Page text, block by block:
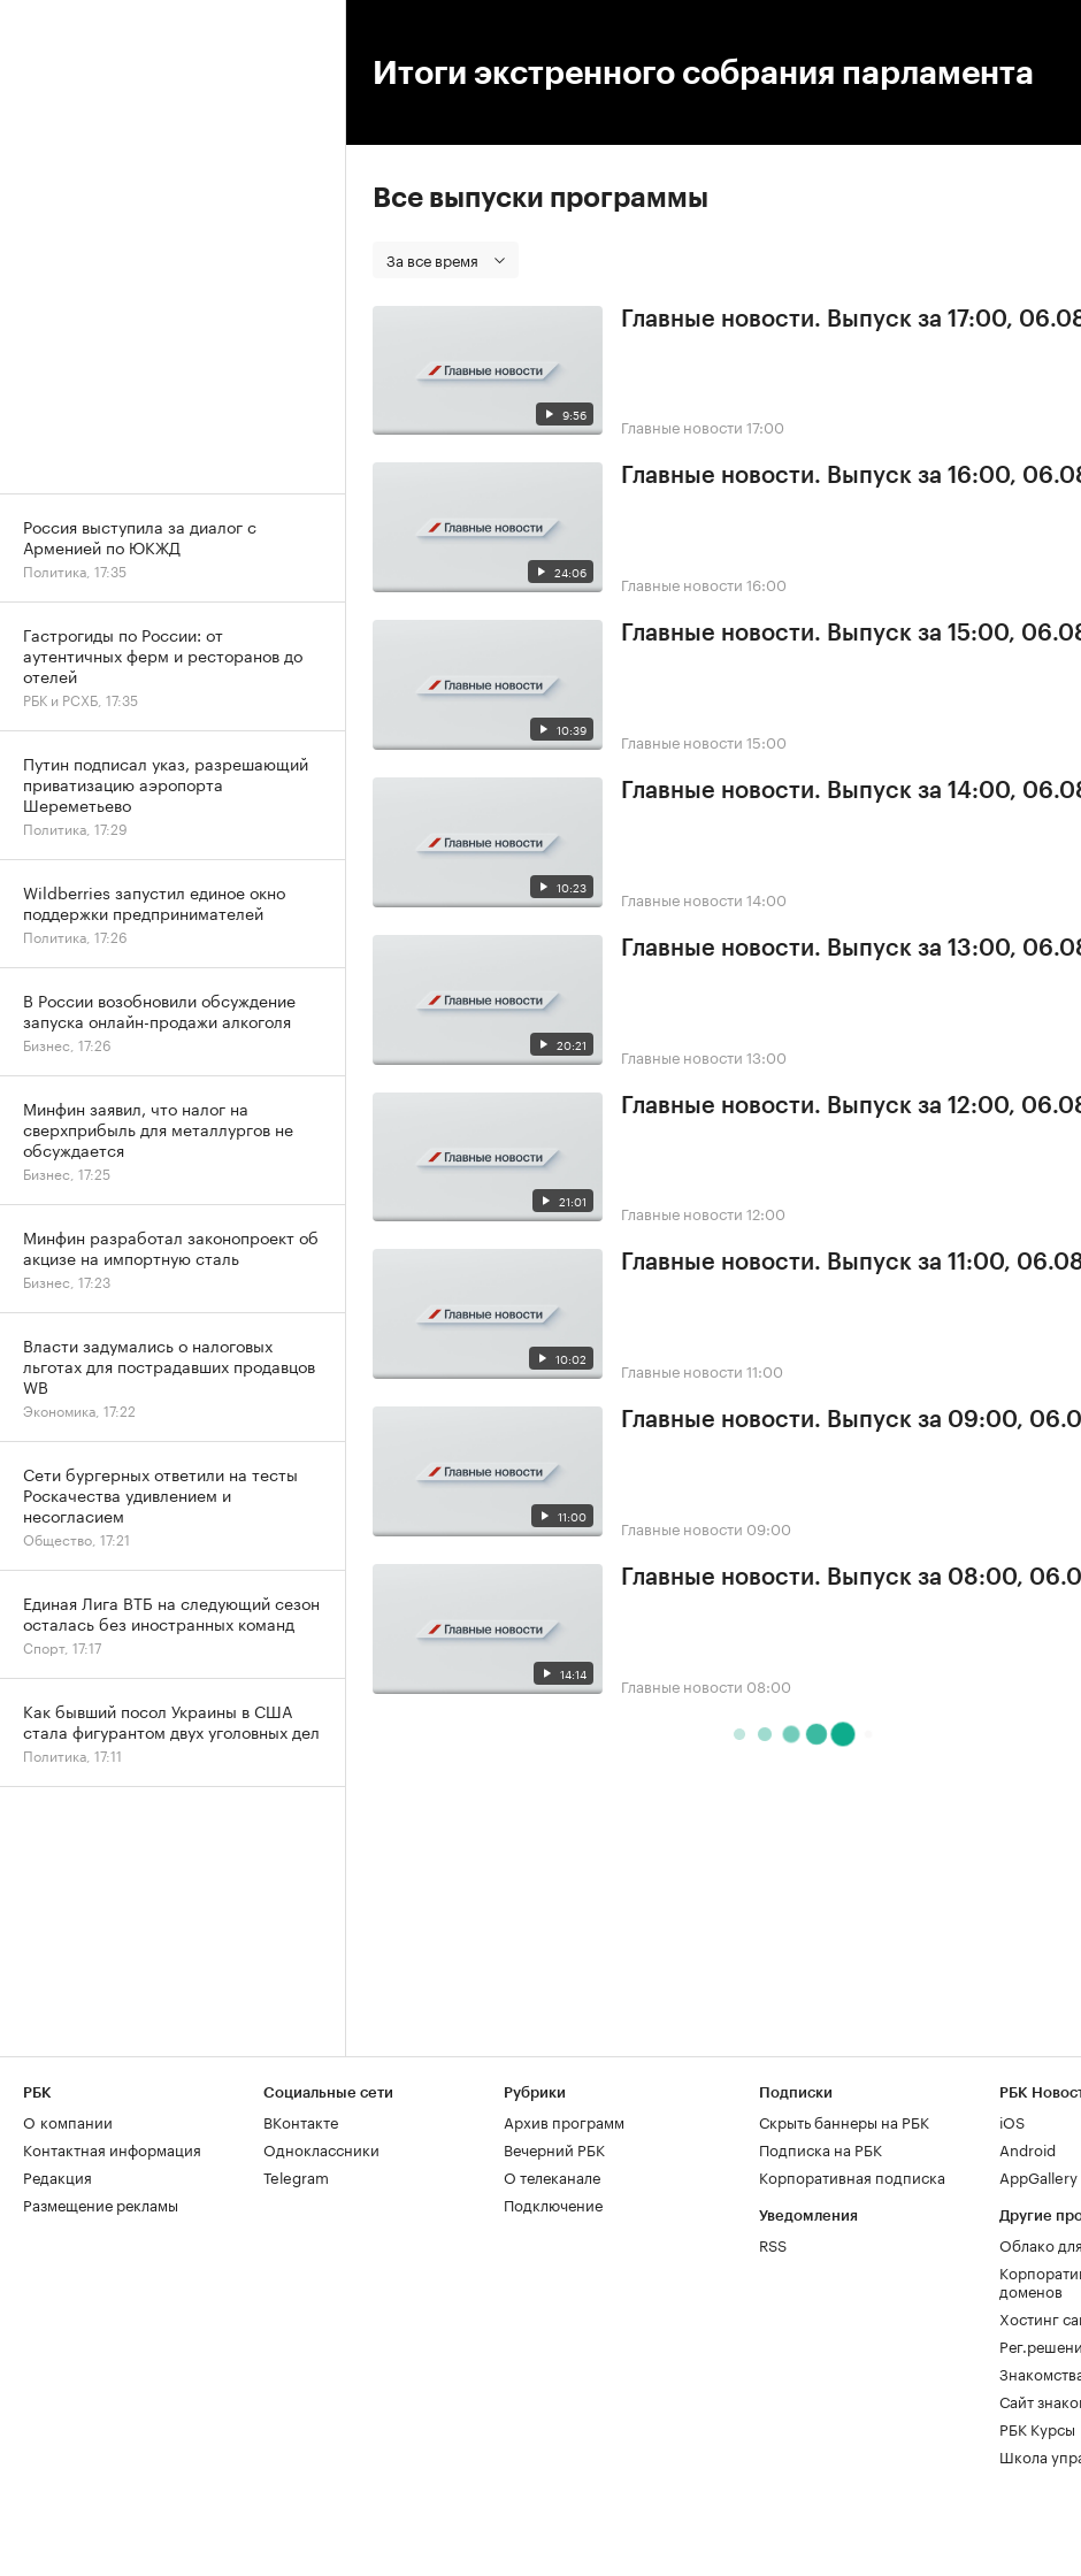
Итоги экстренного собрания парламента
Все выпуски программы
За все время
9:56
Главные новости. Выпуск за 17:00,
Главные новости 17:00
24:06
Главные новости. Выпуск за 16:00,
Главные новости 16:00
10:39
Главные новости. Выпуск за 15:00,
Главные новости 15:00
10:23
Главные новости. Выпуск за 14:00,
Главные новости 14:00
20:21
Главные новости. Выпуск за 13:00,
Главные новости 13:00
21:01
Главные новости. Выпуск за 12:00,
Главные новости 12:00
10:02
Главные новости. Выпуск за 11:00,
Главные новости 11:00
11:00
Главные новости. Выпуск за 09:00,
Главные новости 09:00
14:14
Главные новости. Выпуск за 08:00,
Главные новости 08:00
Россия выступила за диалог с
Арменией по ЮКЖД
Политика, 17:35
Гастрогиды по России: от
аутентичных ферм и ресторанов до
отелей
РБК и РСХБ, 17:35
Путин подписал указ, разрешающий
приватизацию аэропорта
Шереметьево
Политика, 17:29
Wildberries запустил единое окно
поддержки предпринимателей
Политика, 17:26
В России возобновили обсуждение
запуска онлайн-продажи алкоголя
Бизнес, 17:26
Минфин заявил, что налог на
сверхприбыль для металлургов не
обсуждается
Бизнес, 17:25
Минфин разработал законопроект об
акцизе на импортную сталь
Бизнес, 17:23
Власти задумались о налоговых
льготах для пострадавших продавцов
WB
Экономика, 17:22
Сети бургерных ответили на тесты
Роскачества удивлением и
несогласием
Общество, 17:21
Единая Лига ВТБ на следующий сезон
осталась без иностранных команд
Спорт, 17:17
Как бывший посол Украины в США
стала фигурантом двух уголовных дел
Политика, 17:11
РБК
О компании
Контактная информация
Редакция
Размещение рекламы
Социальные сети
ВКонтакте
Одноклассники
Telegram
Рубрики
Архив программ
Вечерний РБК
О телеканале
Подключение
Подписки
Скрыть баннеры на РБК
Подписка на РБК
Корпоративная подписка
Уведомления
RSS
РБК
iOS
Android
AppGallery
Другие
Облако
доменов
Хостинг
Сайт
РБК Курсы
Школа